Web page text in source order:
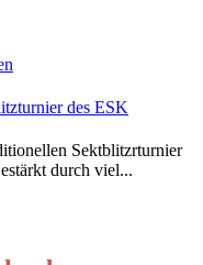
des ESK
Sektblitzrturnier
durch viel...